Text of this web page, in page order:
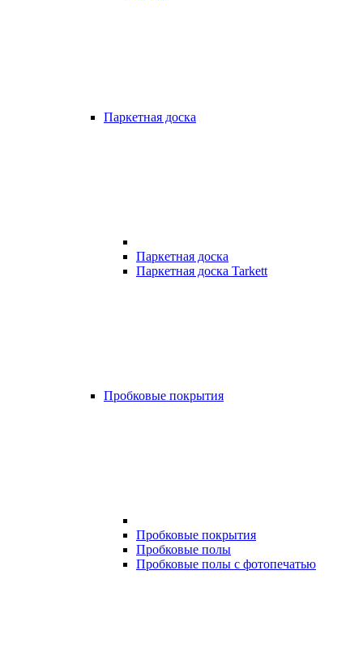
Паркетная доска
Паркетная доска
Паркетная доска Tarkett
Пробковые покрытия
Пробковые покрытия
Пробковые полы
Пробковые полы с фотопечатью